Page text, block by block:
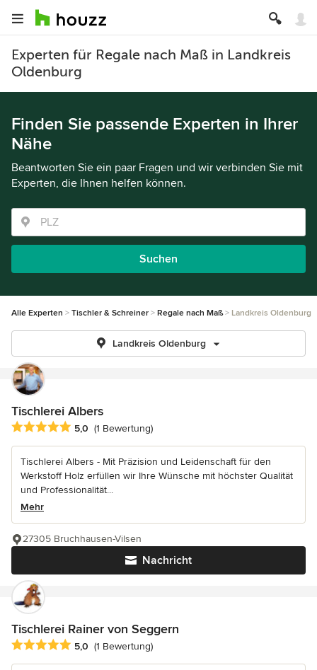
Experten für Regale nach Maß in Landkreis
Oldenburg
Finden Sie passende Experten in Ihrer
Nähe
Beantworten Sie ein paar Fragen und wir verbinden Sie mit
Experten, die Ihnen helfen können.
Suchen
Alle Experten Tischler & Schreiner Regale nach Maß Landkreis Oldenburg
Landkreis Oldenburg
Tischlerei Albers
Durchschnittliche Bewertung: 5 von 5 Sternen
5,0 (1 Bewertung)
Tischlerei Albers - Mit Präzision und Leidenschaft für den
Werkstoff Holz erfüllen wir Ihre Wünsche mit höchster Qualität
und Professionalität...
Mehr
Nachricht
27305 Bruchhausen-Vilsen
Tischlerei Rainer von Seggern
Durchschnittliche Bewertung: 5 von 5 Sternen
5,0 (1 Bewertung)